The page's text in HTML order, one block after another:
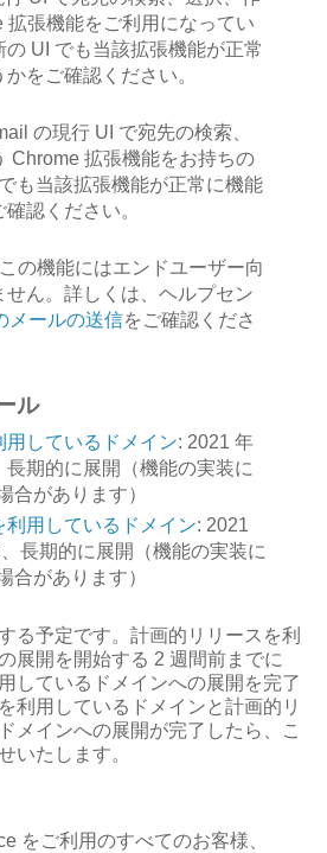
拡張機能をご利用になってい
の UI でも当該拡張機能が正常
をご確認ください。
の現行 UI で宛先の検索、
Chrome 拡張機能をお持ちの
も当該拡張機能が正常に機能
認ください。
この機能にはエンドユーザー向
せん。詳しくは、ヘルプセン
メールの送信をご確認くださ
ル
用しているドメイン: 2021 年
長期的に展開（機能の実装に
合があります）
用しているドメイン: 2021
長期的に展開（機能の実装に
合があります）
る予定です。計画的リリースを利
展開を開始する 2 週間前までに
しているドメインへの展開を完了
利用しているドメインと計画的リ
メインへの展開が完了したら、こ
いたします。
をご利用のすべてのお客様、